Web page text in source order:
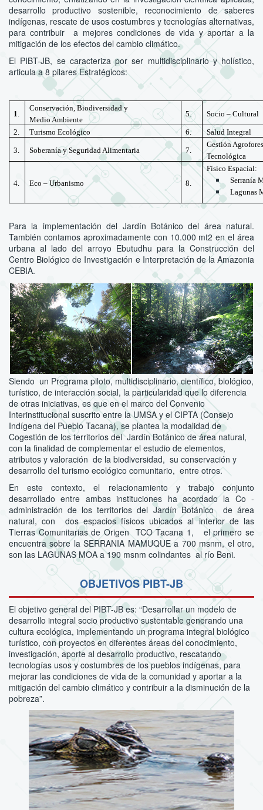
desarrollo productivo sostenible, reconocimiento de saberes
indígenas, rescate de usos costumbres y tecnologías alternativas,
para contribuir a mejores condiciones de vida y aportar a la
mitigación de los efectos del cambio climático.
El PIBT-JB, se caracteriza por ser multidisciplinario y holístico,
articula a 8 pilares Estratégicos:
1
Conservación, Biodiversidad y
Medio Ambiente
5. Socio – Cultural
2. Turismo Ecológico 6. Salud Integral
3. Soberanía y Seguridad Alimentaria 7.
Gestión
Tecnológica
4. Eco – Urbanismo 8.
Físico Espacial:
Serranía
Lagunas
Para la implementación del Jardín Botánico del área natural.
También contamos aproximadamente con 10.000 mt2 en el área
urbana al lado del arroyo Ebutudhu para la Construcción del
Centro Biológico de Investigación e Interpretación de la Amazonia
CEBIA.
Siendo un Programa piloto, multidisciplinario, científico, biológico,
turístico, de interacción social, la particularidad que lo diferencia
de otras iniciativas, es que en el marco del Convenio
Interinstitucional suscrito entre la UMSA y el CIPTA (Consejo
Indígena del Pueblo Tacana), se plantea la modalidad de
Cogestión de los territorios del Jardín Botánico de área natural,
con la finalidad de complementar el estudio de elementos,
atributos y valoración de la biodiversidad, su conservación y
desarrollo del turismo ecológico comunitario, entre otros.
En este contexto, el relacionamiento y trabajo conjunto
desarrollado entre ambas instituciones ha acordado la Co -
administración de los territorios del Jardín Botánico de área
natural, con dos espacios físicos ubicados al interior de las
Tierras Comunitarias de Origen TCO Tacana 1, el primero se
encuentra sobre la SERRANIA MAMUQUE a 700 msnm, el otro,
son las LAGUNAS MOA a 190 msnm colindantes al río Beni.
OBJETIVOS PIBT-JB
El objetivo general del PIBT-JB es: “Desarrollar un modelo de
desarrollo integral socio productivo sustentable generando una
cultura ecológica, implementando un programa integral biológico
turístico, con proyectos en diferentes áreas del conocimiento,
investigación, aporte al desarrollo productivo, rescatando
tecnologías usos y costumbres de los pueblos indígenas, para
mejorar las condiciones de vida de la comunidad y aportar a la
mitigación del cambio climático y contribuir a la disminución de la
pobreza”.